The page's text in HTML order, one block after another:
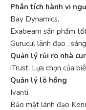
Phân tích hành vi
Bay Dynamics,
Exabeam sản phẩm
Gurucul lãnh đạo ,
Quản lý rủi ro nhà
iTrust, Lựa chọn của
Quản lý lỗ hổng
Ivanti,
Bảo mật lãnh đạo